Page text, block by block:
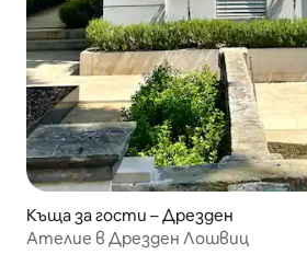
Къща за гости – Дрезден
Ателие в Дрезден Лошвиц